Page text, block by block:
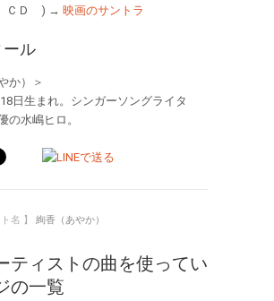
ＣＤ ) → 映画のサントラ
ール
か）＞
日生まれ。シンガーソングライタ
の水嶋ヒロ。
名 】 絢香（あやか）
ティストの曲を使ってい
の一覧